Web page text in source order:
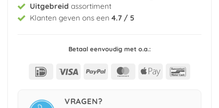
Uitgebreid assortiment
Klanten geven ons een 4.7 / 5
Betaal eenvoudig met o.a.:
IDeal Visa PayPal MasterCard
Apple
VRAGEN?